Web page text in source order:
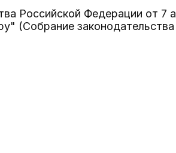
Российской Федерации от
(Собрание